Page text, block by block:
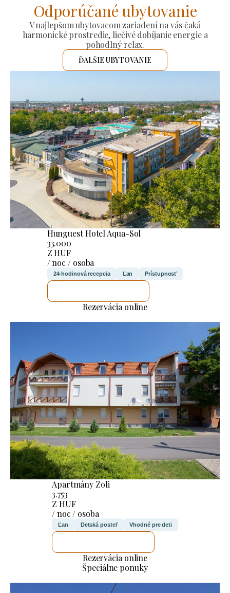
Odporúčané ubytovanie
V najlepšom ubytovacom zariadení na vás čaká
harmonické prostredie, liečivé dobíjanie energie a
pohodlný relax.
ĎALŠIE UBYTOVANIE
Hunguest Hotel Aqua-Sol
33.000
Z HUF
/ noc / osoba
24-hodinová recepcia Ľan Prístupnosť
Rezervácia online
Apartmány Zoli
3.753
Z HUF
/ noc / osoba
Ľan Detská posteľ Vhodné pre deti
Rezervácia online
Špeciálne ponuky